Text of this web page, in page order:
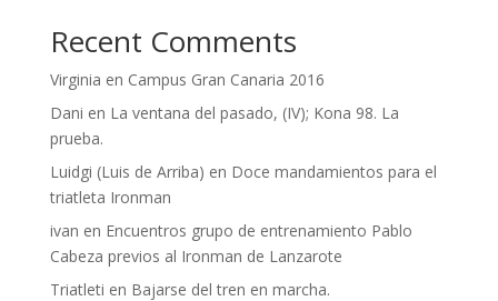
Recent Comments
Virginia en Campus Gran Canaria 2016
Dani en La ventana del pasado, (IV); Kona 98. La
prueba.
Luidgi (Luis de Arriba) en Doce mandamientos para el
triatleta Ironman
ivan en Encuentros grupo de entrenamiento Pablo
Cabeza previos al Ironman de Lanzarote
Triatleti en Bajarse del tren en marcha.